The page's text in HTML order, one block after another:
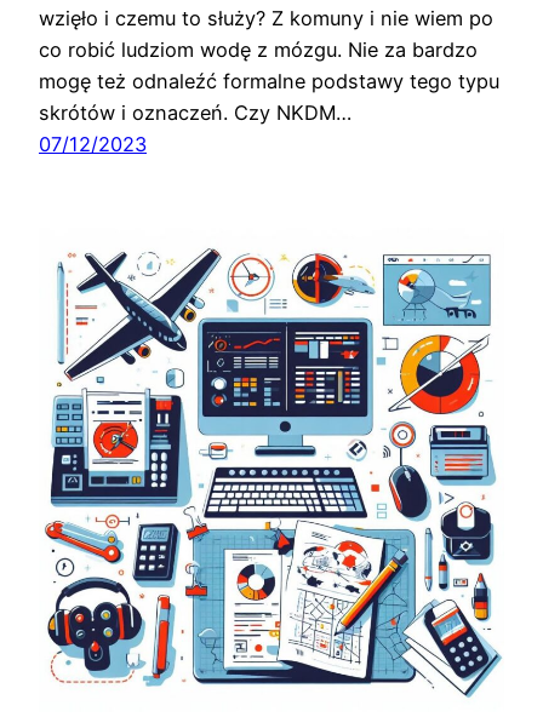
wzięło i czemu to służy? Z komuny i nie wiem po
co robić ludziom wodę z mózgu. Nie za bardzo
mogę też odnaleźć formalne podstawy tego typu
skrótów i oznaczeń. Czy NKDM…
07/12/2023